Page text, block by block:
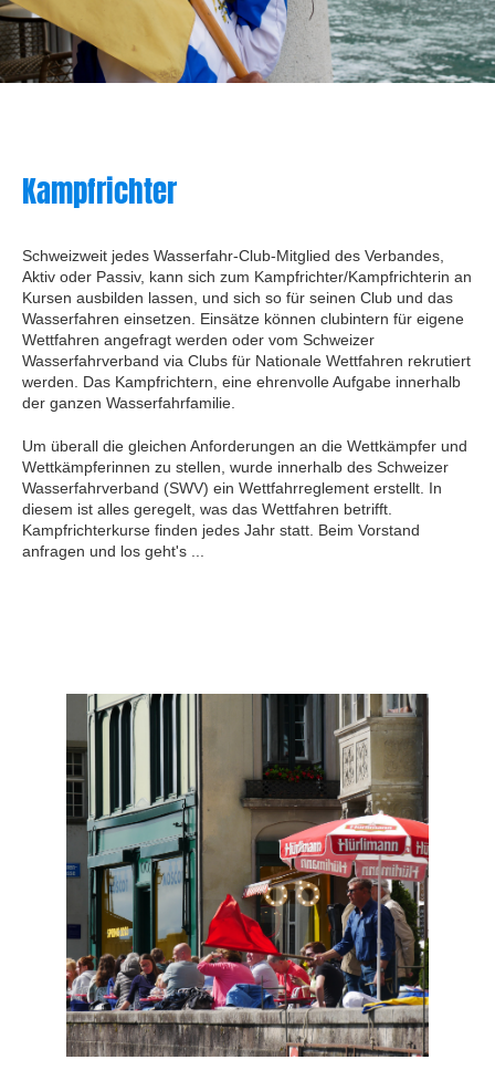
Kampfrichter
Schweizweit jedes Wasserfahr-Club-Mitglied des Verbandes,
Aktiv oder Passiv, kann sich zum Kampfrichter/Kampfrichterin an
Kursen ausbilden lassen, und sich so für seinen Club und das
Wasserfahren einsetzen. Einsätze können clubintern für eigene
Wettfahren angefragt werden oder vom Schweizer
Wasserfahrverband via Clubs für Nationale Wettfahren rekrutiert
werden. Das Kampfrichtern, eine ehrenvolle Aufgabe innerhalb
der ganzen Wasserfahrfamilie.
Um überall die gleichen Anforderungen an die Wettkämpfer und
Wettkämpferinnen zu stellen, wurde innerhalb des Schweizer
Wasserfahrverband (SWV) ein Wettfahrreglement erstellt. In
diesem ist alles geregelt, was das Wettfahren betrifft.
Kampfrichterkurse finden jedes Jahr statt. Beim Vorstand
anfragen und los geht's ...